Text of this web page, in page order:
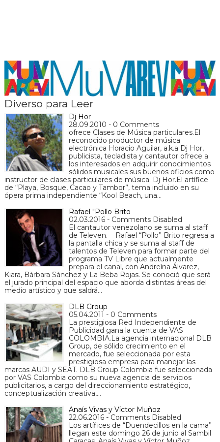
Diverso para Leer
Dj Hor
28.09.2010 - 0 Comments
ofrece Clases de Música particulares.El
reconocido productor de música
electrónica Horacio Aguilar, a.k.a Dj Hor,
publicista, tecladista y cantautor ofrece a
los interesados en adquirir conocimientos
sólidos musicales sus buenos oficios como
instructor de clases particulares de música. Dj Hor.El artífice
de “Playa, Bosque, Cacao y Tambor”, tema incluido en su
ópera prima independiente “Kool Beach, una…
Rafael "Pollo Brito
02.03.2016 - Comments Disabled
El cantautor venezolano se suma al staff
de Televen. Rafael “Pollo” Brito regresa a
la pantalla chica y se suma al staff de
talentos de Televen para formar parte del
programa TV Libre que actualmente
prepara el canal, con Andreìna Álvarez,
Kiara, Bàrbara Sànchez y La Beba Rojas. Se conoció que será
el jurado principal del espacio que aborda distintas áreas del
medio artístico y que saldrá…
DLB Group
05.04.2011 - 0 Comments
La prestigiosa Red Independiente de
Publicidad gana la cuenta de VAS
COLOMBIA.La agencia internacional DLB
Group, de sólido crecimiento en el
mercado, fue seleccionada por esta
prestigiosa empresa para manejar las
marcas AUDI y SEAT. DLB Group Colombia fue seleccionada
por VAS Colombia como su nueva agencia de servicios
publicitarios, a cargo del direccionamiento estratégico,
conceptualización creativa,…
Anaís Vivas y Víctor Muñoz
22.06.2016 - Comments Disabled
Los artífices de “Duendecillos en la cama”
llegan este domingo 26 de junio al Sambil